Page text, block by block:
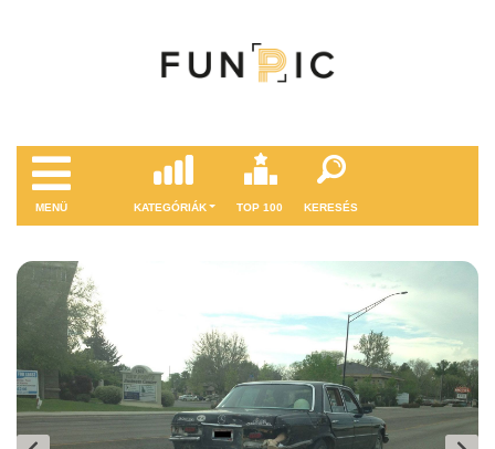
MENÜ KATEGÓRIÁK TOP 100 KERESÉS